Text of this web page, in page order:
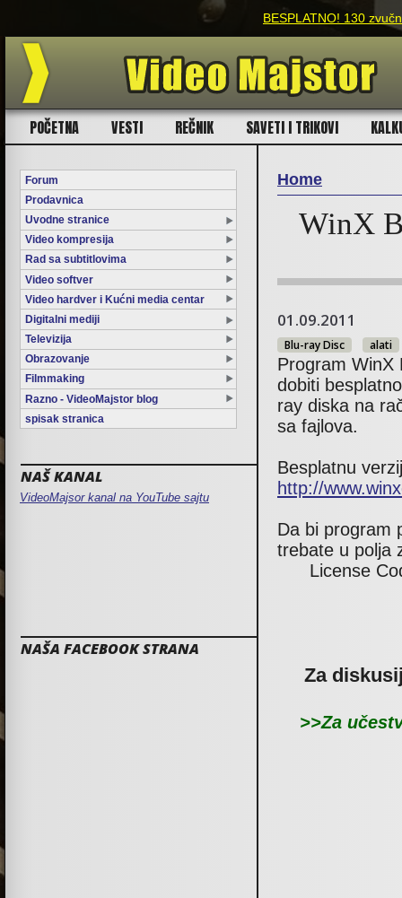
BESPLATNO! 130
POČETNA VESTI REČNIK SAVETI I TRIKOVI
Forum
Prodavnica
Uvodne stranice
Video kompresija
Rad sa subtitlovima
Video softver
Video hardver i Kućni media centar
Digitalni mediji
Televizija
Obrazovanje
Filmmaking
Razno - VideoMajstor blog
spisak stranica
NAŠ KANAL
VideoMajsor kanal na YouTube sajtu
NAŠA FACEBOOK STRANA
You are here
Home
WinX
01.09.2011
Blu-ray Disc alati
Program WinX
dobiti
ray diska na
sa fajlova.
Besplatnu
http://
Da bi program
trebate u polja
License
Za
>>Za